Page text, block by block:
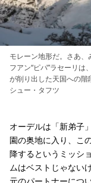
モレーン地形だ。さあ
フアン“ピパ”ラセーリ
が削り出した天国への
シュー・タフツ
オーデルは「新弟子
園の奥地に入り、こ
降するというミッシ
ムはベストじゃない
元のパートナーにつ